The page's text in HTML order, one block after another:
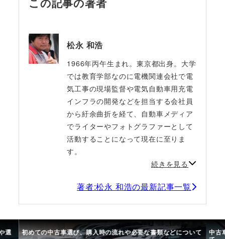
松永 和浩
1966年丙午生まれ。東京都出身。大学
では教育学部なのに電機関連会社で電
気工事の現場監督や電気自動車用充電
インフラの開発などを担当する会社員
から紆余曲折を経て、自動車メディア
でライターやフォトグラファーとして
活動することになって現在に至りま
す。
続きを見る
著者:松永 和浩の最新記事一覧
選 初めての中古車選び、購入時の流れや必要な書類などについて 中古